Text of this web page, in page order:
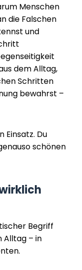
Menschen
die Falschen
und
dem Alltag,
Schritten
bewahrst –
Einsatz. Du
schönen
Begriff
Alltag – in